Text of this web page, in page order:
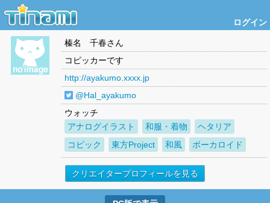
ログイン
榛名 千春さん
コピッカーです
http://ayakumo.xxxx.jp
@Hal_ayakumo
ウォッチ
アナログイラスト
和服・着物
ヘタリア
コピック
東方Project 和風 ボーカロイド
クリエイタープロフィールを見る